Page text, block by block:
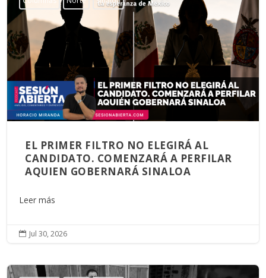
EL PRIMER FILTRO NO ELEGIRÁ AL
CANDIDATO. COMENZARÁ A PERFILAR
AQUIEN GOBERNARÁ SINALOA
Leer más
 Jul 30, 2026